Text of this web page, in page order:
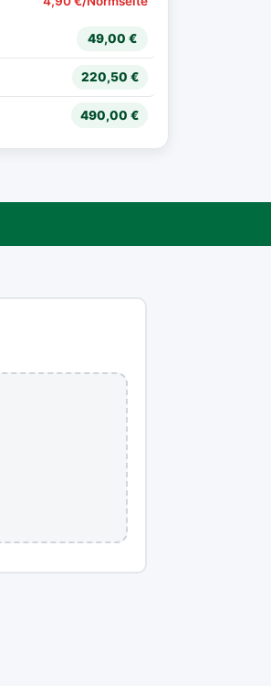
49,00 €
220,50 €
490,00 €